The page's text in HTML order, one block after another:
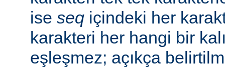
ise seq içindeki her
karakteri her hangi bir
eşleşmez; açıkça